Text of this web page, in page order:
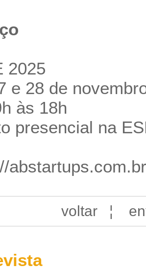
2025
e 28 de
às 18h
presencial na
voltar¦